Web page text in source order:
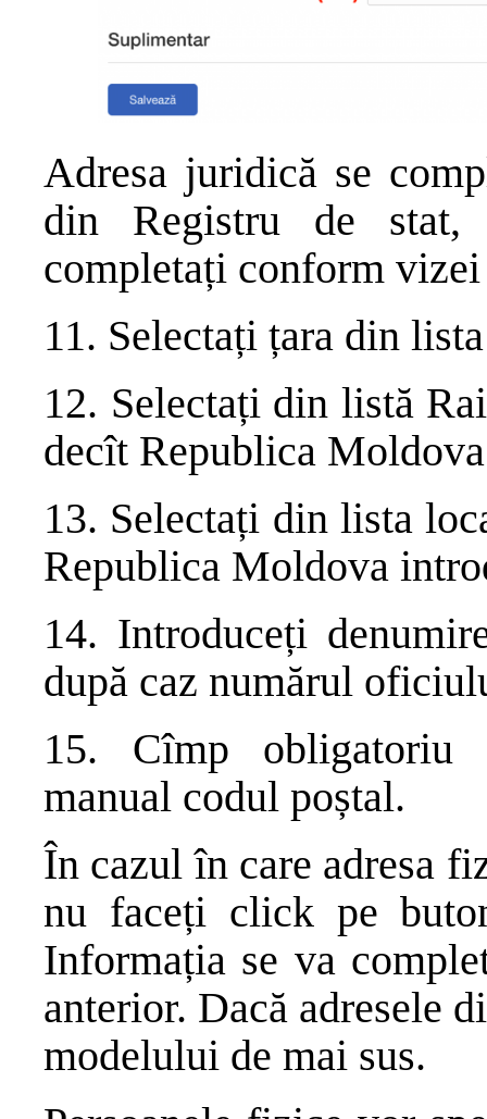
Adresa juridică se
din Registru de stat,
completați conform vizei
11. Selectați țara din
12. Selectați din listă
decît Republica
13. Selectați din lista
Republica Moldova
14. Introduceți
după caz numărul
15. Cîmp obligatoriu
manual codul poștal.
În cazul în care adresa
nu faceți click pe
Informația se va
anterior. Dacă adresele
modelului de mai sus.